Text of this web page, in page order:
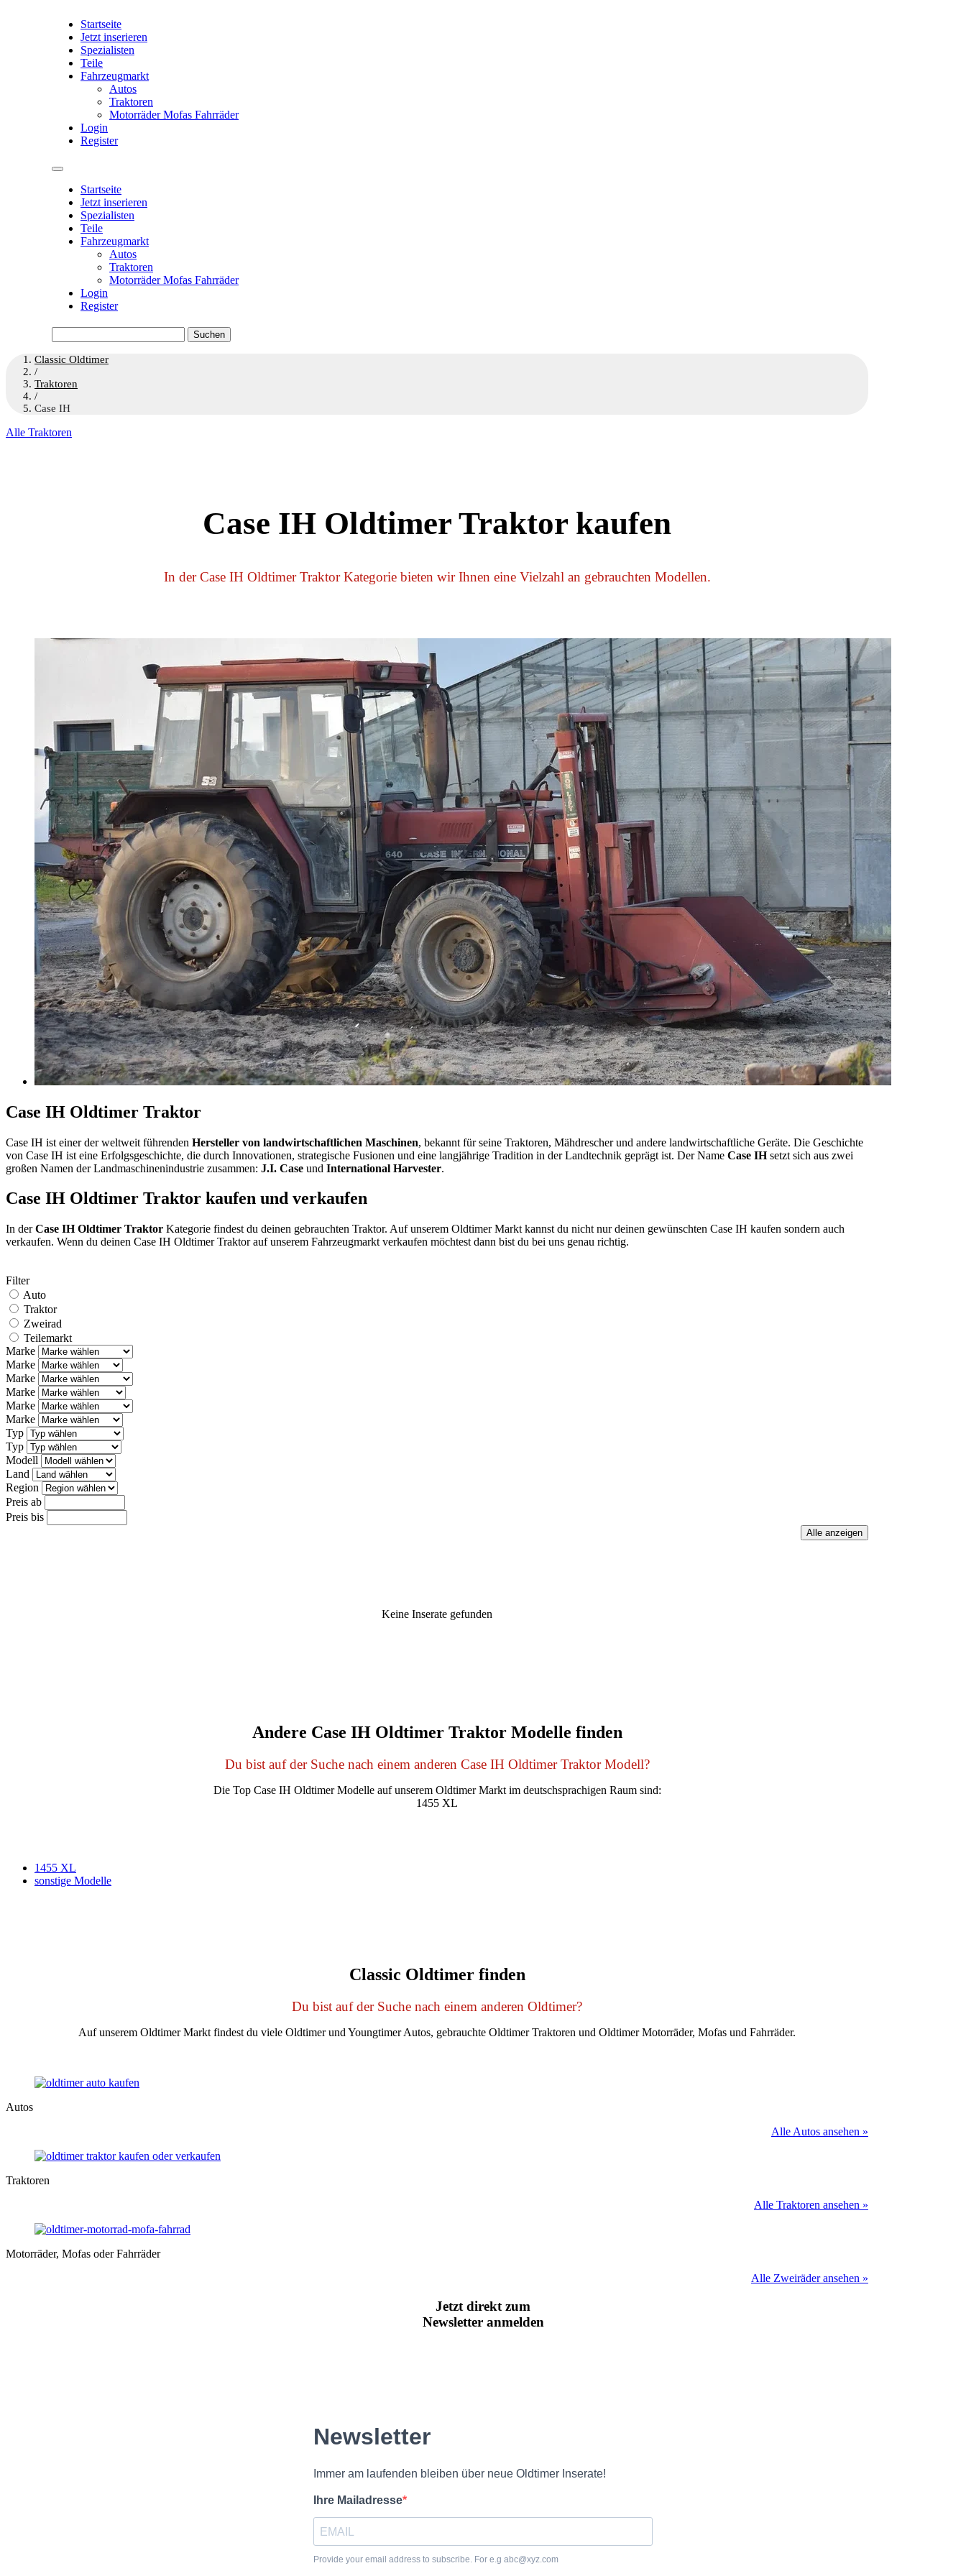
Startseite
Jetzt inserieren
Spezialisten
Teile
Fahrzeugmarkt
Autos
Traktoren
Motorräder Mofas Fahrräder
Login
Register
Startseite
Jetzt inserieren
Spezialisten
Teile
Fahrzeugmarkt
Autos
Traktoren
Motorräder Mofas Fahrräder
Login
Register
nach:
Classic Oldtimer
/
Traktoren
/
Case IH
Alle Traktoren
Case IH Oldtimer Traktor kaufen
In der Case IH Oldtimer Traktor Kategorie bieten wir Ihnen eine Vielzahl an gebrauchten Modellen.
Case IH Oldtimer Traktor
Case IH ist einer der weltweit führenden Hersteller von landwirtschaftlichen Maschinen, bekannt für seine Traktoren, Mähdrescher und andere landwirtschaftliche Geräte. Die Geschichte
von Case IH ist eine Erfolgsgeschichte, die durch Innovationen, strategische Fusionen und eine langjährige Tradition in der Landtechnik geprägt ist. Der Name Case IHsetzt sich aus zwei
großen Namen der Landmaschinenindustrie zusammen: J.I. Case und International Harvester.
Case IH Oldtimer Traktor kaufen und verkaufen
In derCase IH Oldtimer Traktor Kategorie findest du deinen gebrauchten Traktor. Auf unserem Oldtimer Markt kannst du nicht nur deinen gewünschten Case IH kaufen sondern auch
verkaufen. Wenn du deinen Case IH Oldtimer Traktor auf unserem Fahrzeugmarkt verkaufen möchtest dann bist du bei uns genau richtig.
Filter
Auto
Traktor
Zweirad
Teilemarkt
Marke
Marke
Marke
Marke
Marke
Marke
Typ
Typ
Modell
Land
Region
Preis ab
Preis bis
Keine Inserate gefunden
Andere Case IH Oldtimer Traktor Modelle finden
Du bist auf der Suche nach einem anderen Case IH Oldtimer Traktor Modell?
Die Top Case IH Oldtimer Modelle auf unserem Oldtimer Markt im deutschsprachigen Raum sind:
1455 XL
1455 XL
sonstige Modelle
Classic Oldtimer finden
Du bist auf der Suche nach einem anderen Oldtimer?
Auf unserem Oldtimer Markt findest du viele Oldtimer und Youngtimer Autos, gebrauchte Oldtimer Traktoren und Oldtimer Motorräder, Mofas und Fahrräder.
Autos
Alle Autos ansehen »
Traktoren
Alle Traktoren ansehen »
Motorräder, Mofas oder Fahrräder
Alle Zweiräder ansehen »
Jetzt direkt zum
Newsletter anmelden